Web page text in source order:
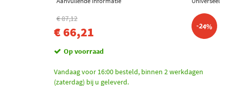
€ 87,12
€ 66,21 -24%
Op voorraad
Vandaag voor 16:00 besteld, binnen 2 werkdagen
(zaterdag) bij u geleverd.